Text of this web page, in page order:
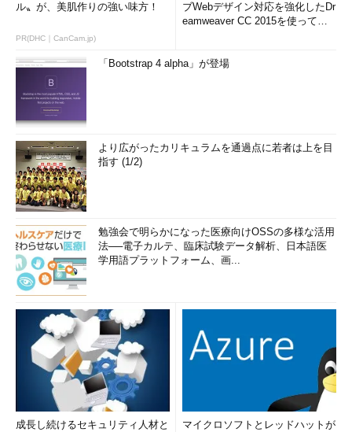
ル〟が、美肌作りの強い味方！
PR(DHC｜CanCam.jp)
ブWebデザイン対応を強化したDr
eamweaver CC 2015を使って
「Bootstrap 4 alpha」が登場
より広がったカリキュラムを通過点に若者は上を目
指す (1/2)
勉強会で明らかになった医療向けOSSの多様な活用
法──電子カルテ、臨床試験データ解析、日本語医
学用語プラットフォーム、画...
成長し続けるセキュリティ人材と
マイクロソフトとレッドハットが